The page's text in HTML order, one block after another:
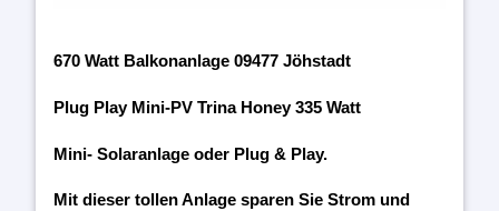
670 Watt Balkonanlage 09477 Jöhstadt
Plug Play Mini-PV Trina Honey 335 Watt
Mini- Solaranlage oder Plug & Play.
Mit dieser tollen Anlage sparen Sie Strom und